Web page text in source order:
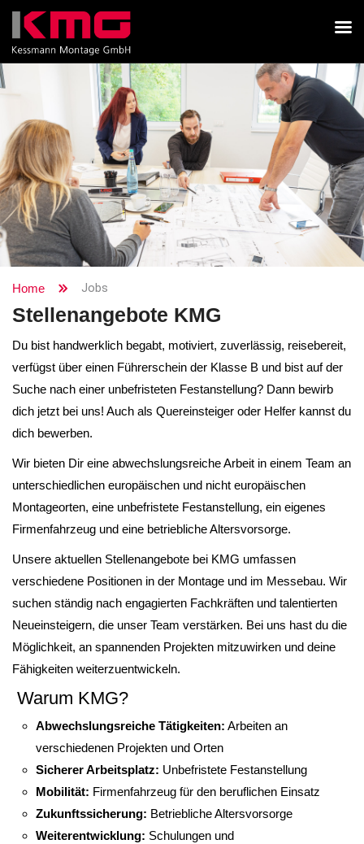
Home Jobs
Stellenangebote KMG
Du bist handwerklich begabt, motiviert, zuverlässig, reisebereit,
verfügst über einen Führerschein der Klasse B und bist auf der
Suche nach einer unbefristeten Festanstellung? Dann bewirb
dich jetzt bei uns! Auch als Quereinsteiger oder Helfer kannst du
dich bewerben.
Wir bieten Dir eine abwechslungsreiche Arbeit in einem Team an
unterschiedlichen europäischen und nicht europäischen
Montageorten, eine unbefristete Festanstellung, ein eigenes
Firmenfahrzeug und eine betriebliche Altersvorsorge.
Unsere aktuellen Stellenangebote bei KMG umfassen
verschiedene Positionen in der Montage und im Messebau. Wir
suchen ständig nach engagierten Fachkräften und talentierten
Neueinsteigern, die unser Team verstärken. Bei uns hast du die
Möglichkeit, an spannenden Projekten mitzuwirken und deine
Fähigkeiten weiterzuentwickeln.
Warum KMG?
Abwechslungsreiche Tätigkeiten: Arbeiten an
verschiedenen Projekten und Orten
Sicherer Arbeitsplatz: Unbefristete Festanstellung
Mobilität: Firmenfahrzeug für den beruflichen Einsatz
Zukunftssicherung: Betriebliche Altersvorsorge
Weiterentwicklung: Schulungen und